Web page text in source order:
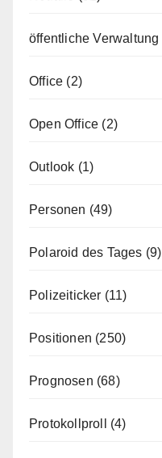
öffentliche Verwaltung
Office (2)
Open Office (2)
Outlook (1)
Personen (49)
Polaroid des Tages (9)
Polizeiticker (11)
Positionen (250)
Prognosen (68)
Protokollproll (4)